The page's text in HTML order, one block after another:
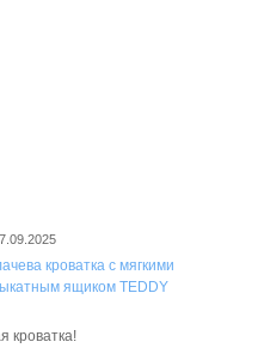
кроватка с мягкими
ящиком TEDDY
кроватка!